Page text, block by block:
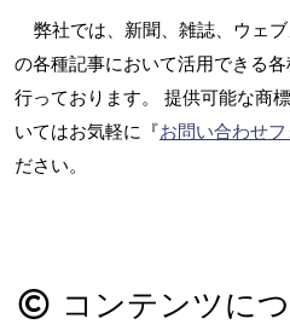
弊社では、新聞、雑誌、ウェ
の各種記事において活用できる
行っております。 提供可能な商
いてはお気軽に『お問い合わせ
ださい。
コンテンツに